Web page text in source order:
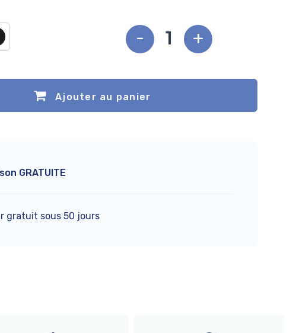
- +
Ajouter au panier
GRATUITE
gratuit sous 50 jours